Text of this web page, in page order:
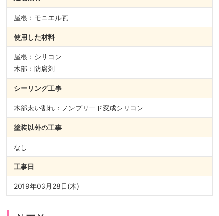
屋根：モニエル瓦
使用した材料
屋根：シリコン
木部：防腐剤
シーリング工事
木部太い割れ：ノンブリード変成シリコン
塗装以外の工事
なし
工事日
2019年03月28日(木)